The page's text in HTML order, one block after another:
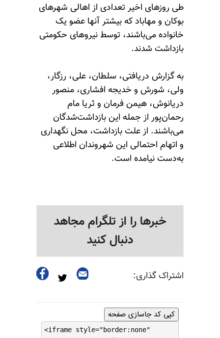
طی روزهای اخیر تعدادی از اهالی شهرهای
بوکان و مهاباد که بیشتر آنها عضو یک
خانواده می‌باشند، توسط نیروهای حکومتی
بازداشت شدند.
به گزارش دریافتی، سلطان، علی، رزگار،
ولی، شورش و خدیجه افشاری، منصور
دریانوش، هیمن فرمان و ثریا مام
رحمان‌پور از جمله این بازداشت‌شدگان
می‌باشند. از علت بازداشت، محل نگهداری
و اتهام احتمالی این شهروندان اطلاعی
به‌دست نیامده است.
خبرها را از تلگرام مجاهد
دنبال کنید
اشتراک گذاری:
کپی کد جاسازی صفحه
<iframe style="border:none"